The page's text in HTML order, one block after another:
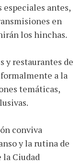
antes,
en
los hinchas.
y restaurantes de
a la
temáticas,
conviva
y la rutina de
la Ciudad